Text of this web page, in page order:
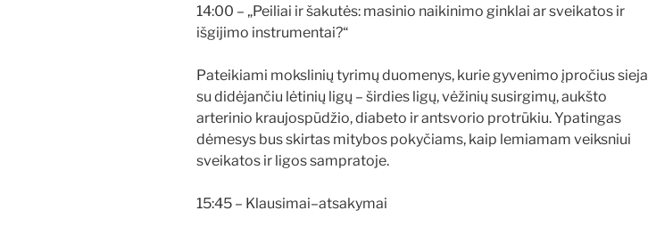
14:00 – „Peiliai ir šakutės: masinio naikinimo ginklai ar sveikatos ir
išgijimo instrumentai?“
Pateikiami mokslinių tyrimų duomenys, kurie gyvenimo įpročius sieja
su didėjančiu lėtinių ligų – širdies ligų, vėžinių susirgimų, aukšto
arterinio kraujospūdžio, diabeto ir antsvorio protrūkiu. Ypatingas
dėmesys bus skirtas mitybos pokyčiams, kaip lemiamam veiksniui
sveikatos ir ligos sampratoje.
15:45 – Klausimai–atsakymai